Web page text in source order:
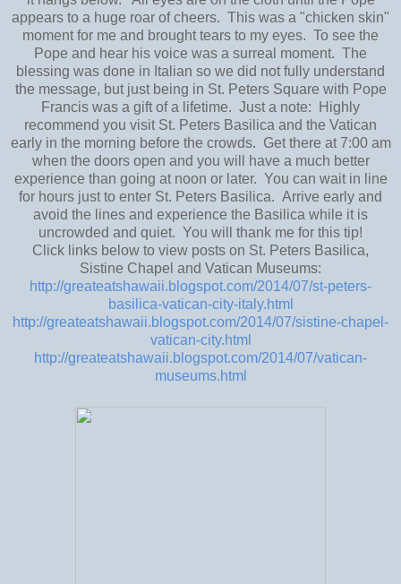
appears to a huge roar of cheers. This was a "chicken skin"
moment for me and brought tears to my eyes. To see the
Pope and hear his voice was a surreal moment. The
blessing was done in Italian so we did not fully understand
the message, but just being in St. Peters Square with Pope
Francis was a gift of a lifetime. Just a note: Highly
recommend you visit St. Peters Basilica and the Vatican
early in the morning before the crowds. Get there at 7:00 am
when the doors open and you will have a much better
experience than going at noon or later. You can wait in line
for hours just to enter St. Peters Basilica. Arrive early and
avoid the lines and experience the Basilica while it is
uncrowded and quiet. You will thank me for this tip!
Click links below to view posts on St. Peters Basilica,
Sistine Chapel and Vatican Museums:
http://greateatshawaii.blogspot.com/2014/07/st-peters-
basilica-vatican-city-italy.html
http://greateatshawaii.blogspot.com/2014/07/sistine-chapel-
vatican-city.html
http://greateatshawaii.blogspot.com/2014/07/vatican-
museums.html